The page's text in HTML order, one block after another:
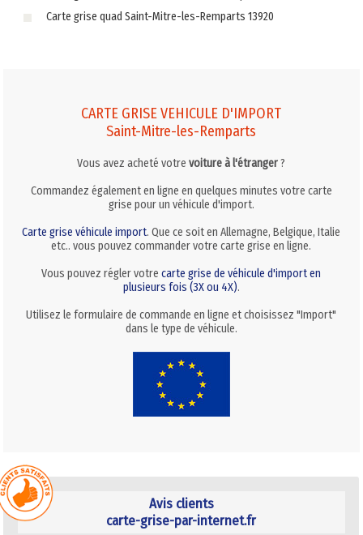
Carte grise quad Saint-Mitre-les-Remparts 13920
CARTE GRISE VEHICULE D'IMPORT
Saint-Mitre-les-Remparts
Vous avez acheté votrevoiture à l'étranger?
Commandez également en ligne en quelques minutes votre carte
grise pour un véhicule d'import.
Carte grise véhicule import. Que ce soit en Allemagne, Belgique, Italie
etc.. vous pouvez commander votre carte grise en ligne.
Vous pouvez régler votrecarte grise de véhicule d'import en
plusieurs fois (3X ou 4X).
Utilisez le formulaire de commande en ligne et choisissez "Import"
dans le type de véhicule.
Avis clients
carte-grise-par-internet.fr